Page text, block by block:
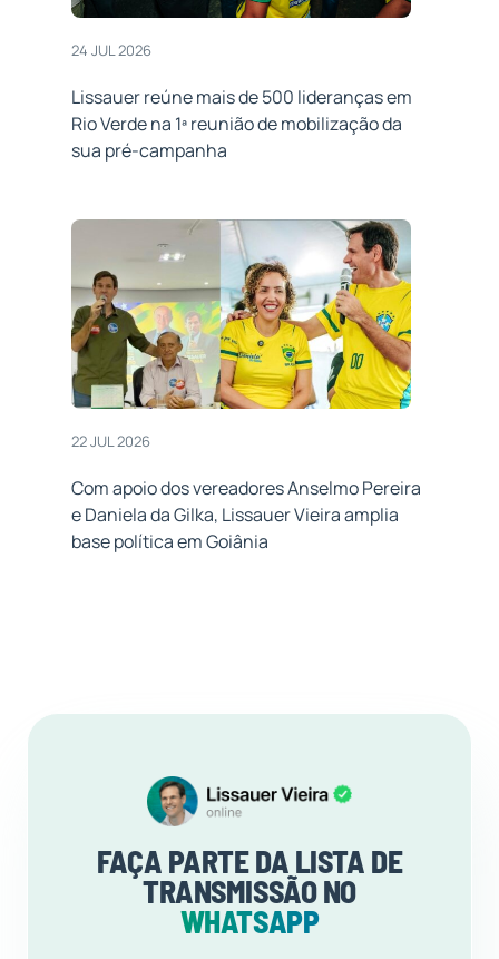
24 JUL 2026
Lissauer reúne mais de 500 lideranças em
Rio Verde na 1ª reunião de mobilização da
sua pré-campanha
22 JUL 2026
Com apoio dos vereadores Anselmo Pereira
e Daniela da Gilka, Lissauer Vieira amplia
base política em Goiânia
FAÇA PARTE DA LISTA DE
TRANSMISSÃO NO
WHATSAPP